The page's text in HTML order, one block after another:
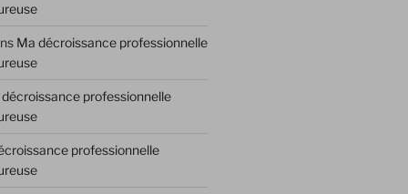
Ma décroissance professionnelle
professionnelle
professionnelle